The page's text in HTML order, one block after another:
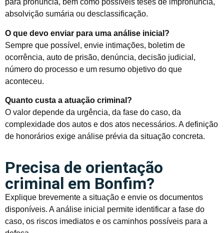
para pronúncia, bem como possíveis teses de impronúncia,
absolvição sumária ou desclassificação.
O que devo enviar para uma análise inicial?
Sempre que possível, envie intimações, boletim de
ocorrência, auto de prisão, denúncia, decisão judicial,
número do processo e um resumo objetivo do que
aconteceu.
Quanto custa a atuação criminal?
O valor depende da urgência, da fase do caso, da
complexidade dos autos e dos atos necessários. A definição
de honorários exige análise prévia da situação concreta.
Precisa de orientação
criminal em Bonfim?
Explique brevemente a situação e envie os documentos
disponíveis. A análise inicial permite identificar a fase do
caso, os riscos imediatos e os caminhos possíveis para a